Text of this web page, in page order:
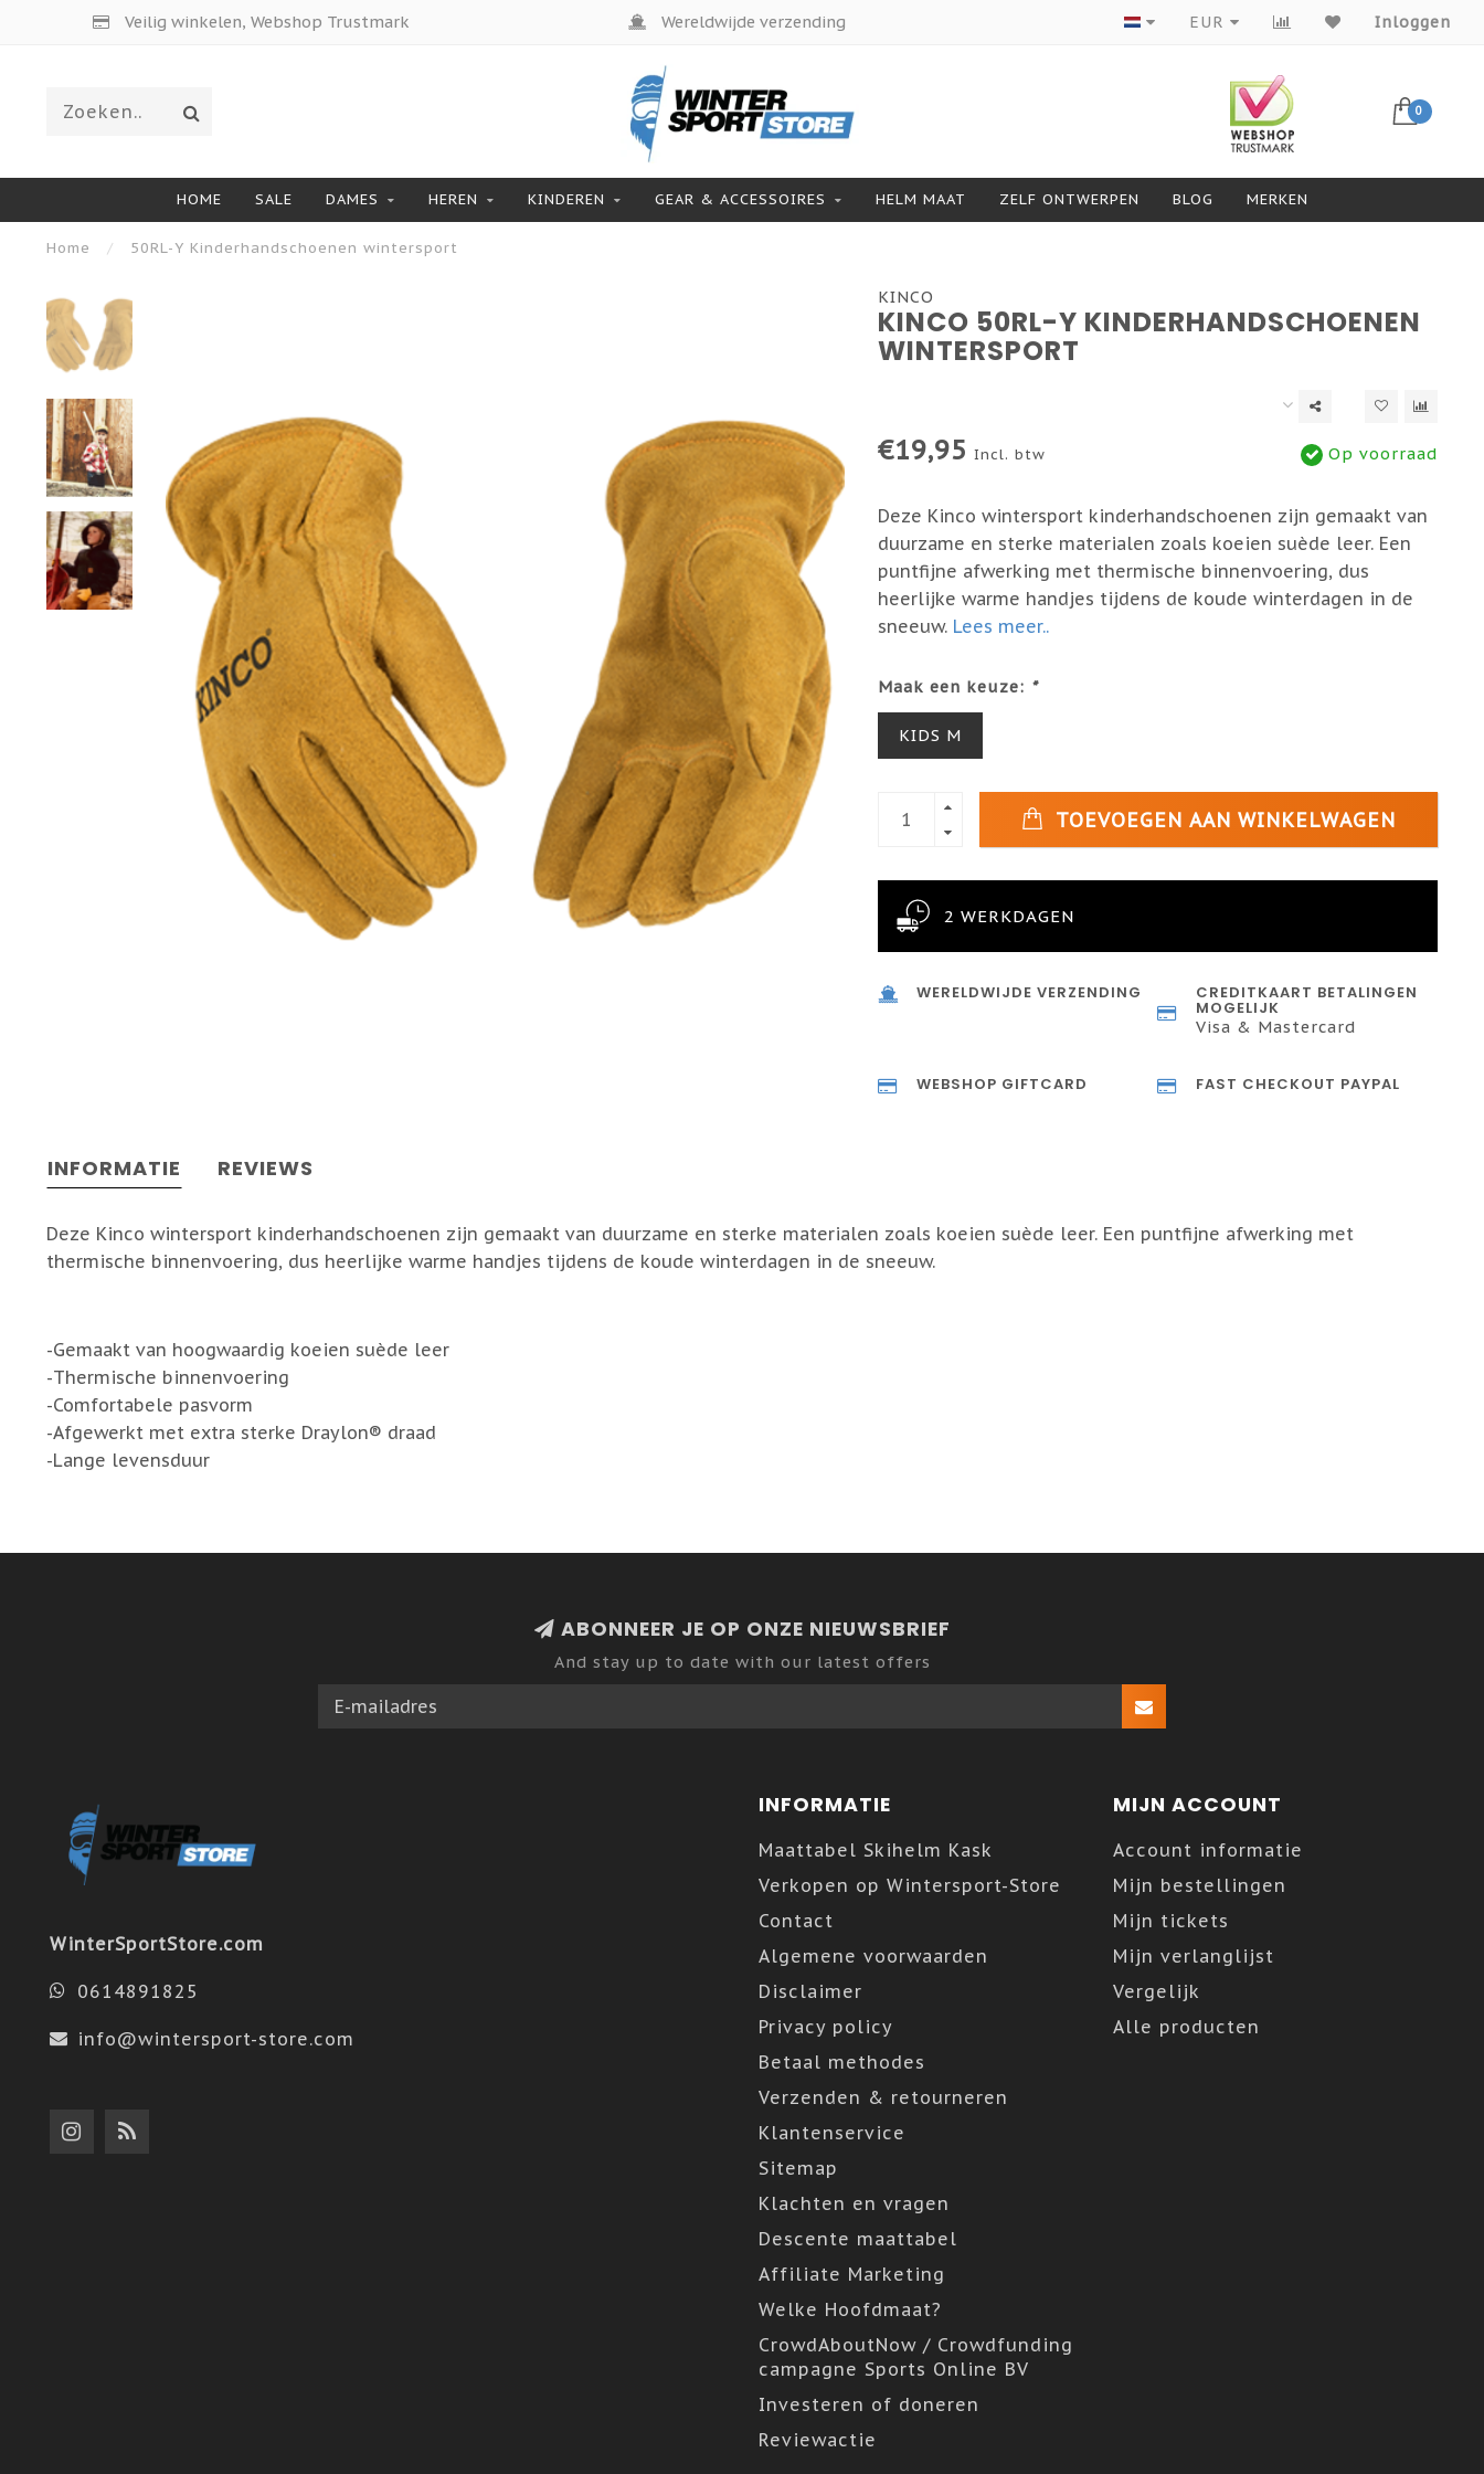
Veilig winkelen, Webshop Trustmark Wereldwijde verzending Producten van topmerken
EUR Inloggen
0
HOME SALE DAMES HEREN KINDEREN GEAR & ACCESSOIRES HELM MAAT ZELF ONTWERPEN BLOG MERKEN
Home / 50RL-Y Kinderhandschoenen wintersport
KINCO
KINCO 50RL-Y KINDERHANDSCHOENEN
WINTERSPORT
€19,95 Incl. btw Op voorraad
Deze Kinco wintersport kinderhandschoenen zijn gemaakt van
duurzame en sterke materialen zoals koeien suède leer. Een
puntfijne afwerking met thermische binnenvoering, dus
heerlijke warme handjes tijdens de koude winterdagen in de
sneeuw. Lees meer..
Maak een keuze: *
KIDS M
TOEVOEGEN AAN WINKELWAGEN
2 WERKDAGEN
WERELDWIJDE VERZENDING CREDITKAART BETALINGEN
MOGELIJK
Visa & Mastercard
WEBSHOP GIFTCARD FAST CHECKOUT PAYPAL
INFORMATIE REVIEWS
Deze Kinco wintersport kinderhandschoenen zijn gemaakt van duurzame en sterke materialen zoals koeien suède leer. Een puntfijne afwerking met
thermische binnenvoering, dus heerlijke warme handjes tijdens de koude winterdagen in de sneeuw.
-Gemaakt van hoogwaardig koeien suède leer
-Thermische binnenvoering
-Comfortabele pasvorm
-Afgewerkt met extra sterke Draylon® draad
-Lange levensduur
ABONNEER JE OP ONZE NIEUWSBRIEF
And stay up to date with our latest offers
WinterSportStore.com
0614891825
info@wintersport-store.com
INFORMATIE
Maattabel Skihelm Kask
Verkopen op Wintersport-Store
Contact
Algemene voorwaarden
Disclaimer
Privacy policy
Betaal methodes
Verzenden & retourneren
Klantenservice
Sitemap
Klachten en vragen
Descente maattabel
Affiliate Marketing
Welke Hoofdmaat?
CrowdAboutNow / Crowdfunding
campagne Sports Online BV
Investeren of doneren
Reviewactie
MIJN ACCOUNT
Account informatie
Mijn bestellingen
Mijn tickets
Mijn verlanglijst
Vergelijk
Alle producten